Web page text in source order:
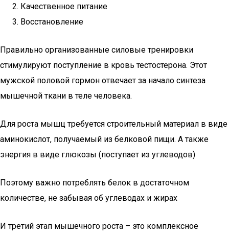
Качественное питание
Восстановление
Правильно организованные силовые тренировки
стимулируют поступление в кровь тестостерона. Этот
мужской половой гормон отвечает за начало синтеза
мышечной ткани в теле человека.
Для роста мышц требуется строительный материал в виде
аминокислот, получаемый из белковой пищи. А также
энергия в виде глюкозы (поступает из углеводов)
Поэтому важно потреблять белок в достаточном
количестве, не забывая об углеводах и жирах
И третий этап мышечного роста – это комплексное